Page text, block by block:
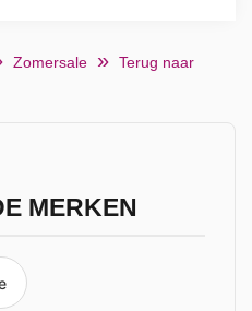
Zomersale
Terug naar
MERKEN